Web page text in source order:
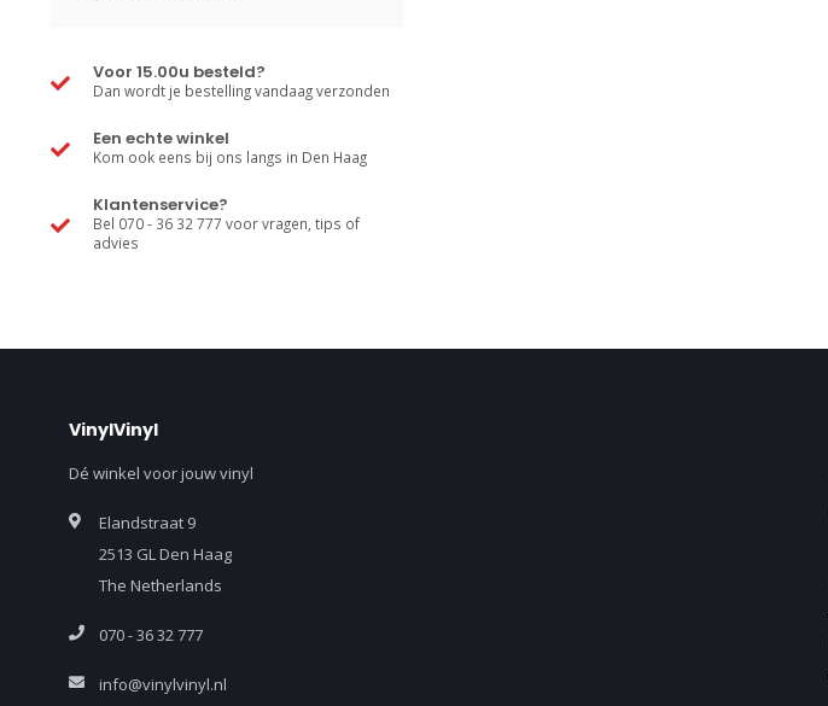
Voor 15.00u besteld?
Dan wordt je bestelling vandaag verzonden
Een echte winkel
Kom ook eens bij ons langs in Den Haag
Klantenservice?
Bel 070 - 36 32 777 voor vragen, tips of
advies
VinylVinyl
Dé winkel voor jouw vinyl
Elandstraat 9
2513 GL Den Haag
The Netherlands
070 - 36 32 777
info@vinylvinyl.nl